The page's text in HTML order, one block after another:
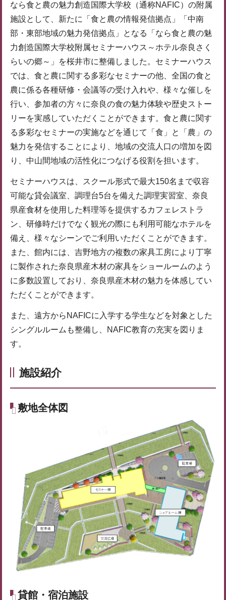
なら食と農の魅力創造国際大学校（通称NAFIC）の附属
施設として、新たに「食と農の情報発信拠点」「中南
部・東部地域の魅力発信拠点」となる「なら食と農の魅
力創造国際大学校附属セミナーハウス～ホテル奈良さく
らいの郷～」を桜井市に整備しました。セミナーハウス
では、食と農に関する多彩なセミナーの他、全国の食と
農に係る各種研修・会議等の受け入れや、様々な催しを
行い、参加者の方々に奈良の食の魅力体験や歴史ストー
リーを実感していただくことができます。食と農に関す
る多彩なセミナーの実施などを通じて「食」と「農」の
魅力を発信することにより、地域の交流人口の増加を図
り、中山間地域の活性化につなげる役割を担います。
セミナーハウスは、スクール形式で最大150名まで収容
可能な貸会議室、調理台5台を備えた調理実習室、奈良
県産食材を使用した料理等を提供するカフェレストラ
ン、研修時だけでなく観光の際にも利用可能なホテルを
備え、様々なシーンでご利用いただくことができます。
また、館内には、吉野地方の複数の家具工房により丁寧
に製作された奈良県産木材の家具をショールームのよう
に多数設置しており、奈良県産木材の魅力を体感してい
ただくことができます。
また、遠方からNAFICに入学する学生などを対象とした
シングルルームも整備し、NAFIC教育の充実を図りま
す。
施設紹介
敷地全体図
貸館・宿泊施設